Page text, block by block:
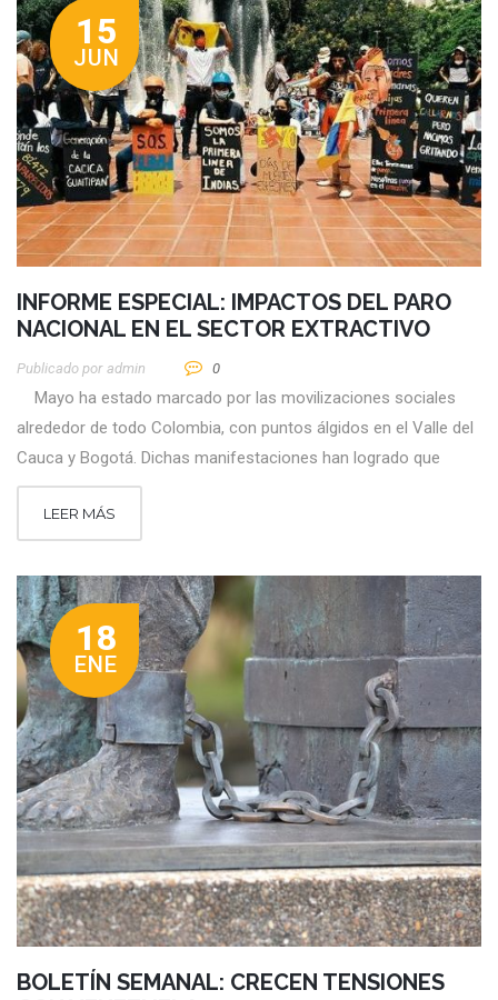
15
JUN
INFORME ESPECIAL: IMPACTOS DEL PARO
NACIONAL EN EL SECTOR EXTRACTIVO
Publicado por Admin 0
Mayo ha estado marcado por las movilizaciones sociales
alrededor de todo Colombia, con puntos álgidos en el Valle del
Cauca y Bogotá. Dichas manifestaciones han logrado que
LEER MÁS
18
ENE
BOLETÍN SEMANAL: CRECEN TENSIONES